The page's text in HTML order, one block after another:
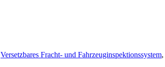
Versetzbares Fracht- und Fahrzeuginspektionssystem,